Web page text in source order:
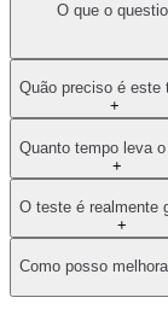
O que o
Quão preciso é este
+
Quanto tempo leva
+
O teste é realmente
+
Como posso